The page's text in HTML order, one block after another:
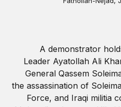
في الشرق الأوسط